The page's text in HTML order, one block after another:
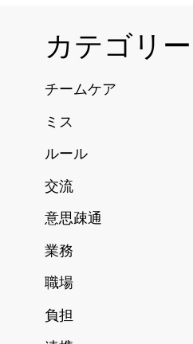
カテゴリー
チームケア
ミス
ルール
交流
意思疎通
業務
職場
負担